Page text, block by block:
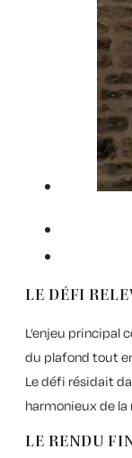
LE DÉFI
L’enjeu principal
du plafond tout
Le défi résidait
harmonieux de la
LE RENDU